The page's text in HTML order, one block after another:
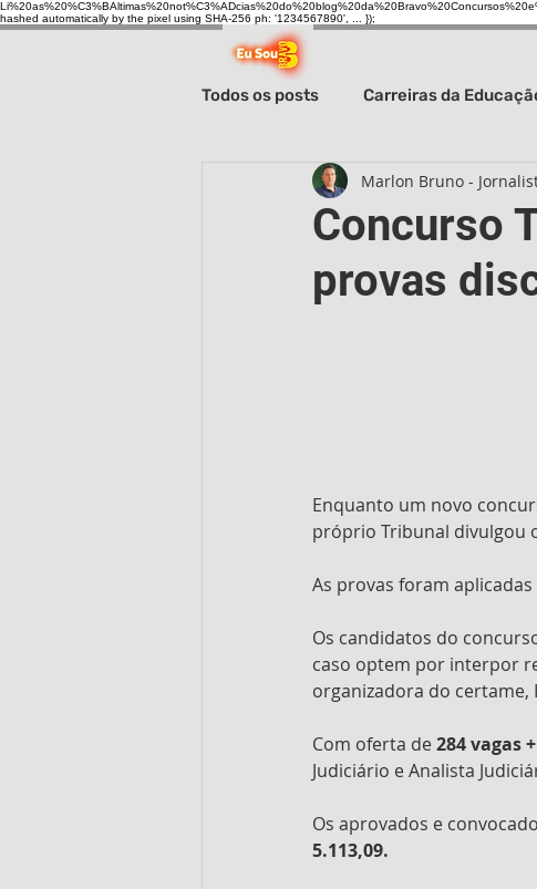
hashed automatically by the pixel using SHA-256 ph: '1234567890', ... });
Todos os posts Carreiras da
Carreiras administrativas
Sistema prisional Carreiras
Concurso
provas
Marlon Bruno -
Enquanto um novo
próprio Tribunal divulgou
As provas foram
Os candidatos do
caso optem por interpor
organizadora do certame,
Com oferta de 284 vagas
Judiciário e Analista
Os aprovados e
5.113,09.